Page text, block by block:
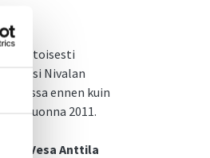
Nivalan
ennen kuin
vuonna 2011.
Vesa Anttila